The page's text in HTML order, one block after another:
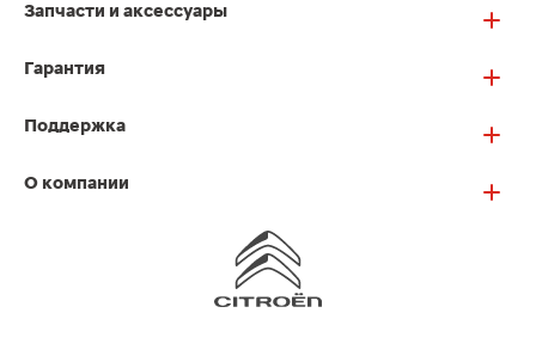
Запчасти и аксессуары
Гарантия
Поддержка
О компании